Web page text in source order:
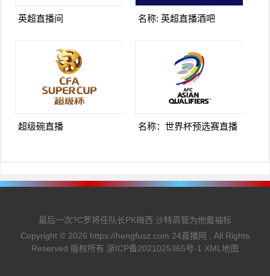
英超直播间 名称: 英超直播酒吧
超级碗直播 名称：世界杯预选赛直播
最后一次?C罗将任队长PK梅西 沙特高管为他戴袖标
Copyright © 2026 https://hengfusz.com 24直播网
. All Rights
Reserved 版权所有 浙ICP备2021025365号-1 XML地图